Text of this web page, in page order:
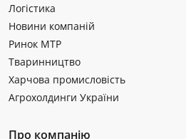
Логістика
Новини компаній
Ринок МТР
Тваринництво
Харчова промисловість
Агрохолдинги України
Про компанію